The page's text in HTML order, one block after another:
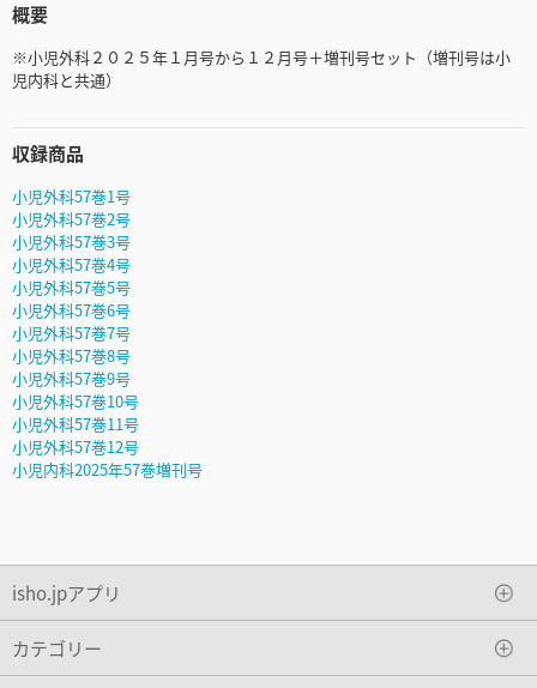
概要
※小児外科２０２５年１月号から１２月号＋増刊号セット（増刊号は小
児内科と共通）
収録商品
小児外科57巻1号
小児外科57巻2号
小児外科57巻3号
小児外科57巻4号
小児外科57巻5号
小児外科57巻6号
小児外科57巻7号
小児外科57巻8号
小児外科57巻9号
小児外科57巻10号
小児外科57巻11号
小児外科57巻12号
小児内科2025年57巻増刊号
isho.jpアプリ
カテゴリー